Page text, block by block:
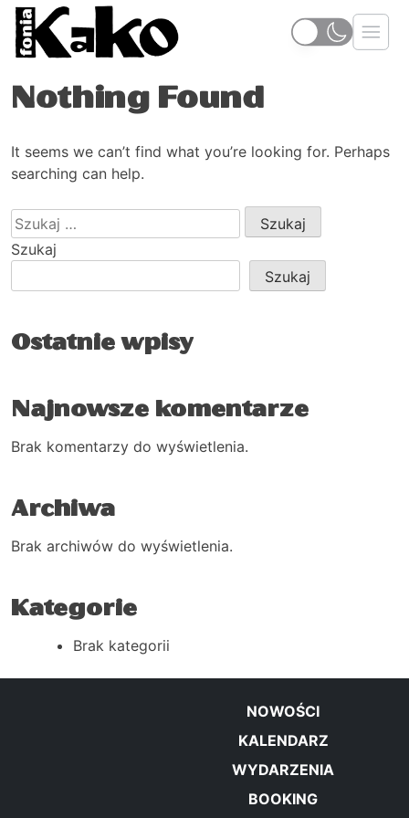
Nothing Found
It seems we can’t find what you’re looking for. Perhaps
searching can help.
Szukaj:
Szukaj
Szukaj
Ostatnie wpisy
Najnowsze komentarze
Brak komentarzy do wyświetlenia.
Archiwa
Brak archiwów do wyświetlenia.
Kategorie
Brak kategorii
NOWOŚCI
KALENDARZ
WYDARZENIA
BOOKING